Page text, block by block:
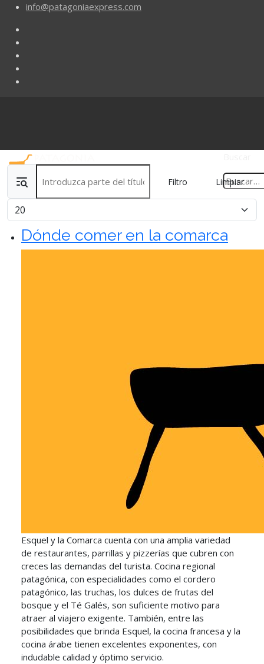
info@patagoniaexpress.com
Filtro Limpiar
Cantidad
Dónde comer en la comarca
Esquel y la Comarca cuenta con una amplia variedad
de restaurantes, parrillas y pizzerías que cubren con
creces las demandas del turista. Cocina regional
patagónica, con especialidades como el cordero
patagónico, las truchas, los dulces de frutas del
bosque y el Té Galés, son suficiente motivo para
atraer al viajero exigente. También, entre las
posibilidades que brinda Esquel, la cocina francesa y la
cocina árabe tienen excelentes exponentes, con
indudable calidad y óptimo servicio.